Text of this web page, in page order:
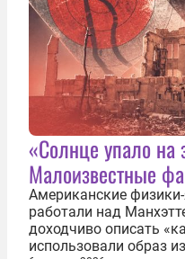
«Солнце упало на
Малоизвестные
Американские
работали над
доходчиво описать
использовали образ